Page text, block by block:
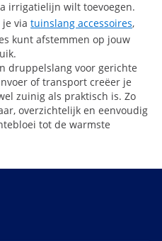
irrigatielijn wilt toevoegen.
via tuinslang accessoires,
kunt afstemmen op jouw
druppelslang voor gerichte
of transport creëer je
zuinig als praktisch is. Zo
overzichtelijk en eenvoudig
tot de warmste